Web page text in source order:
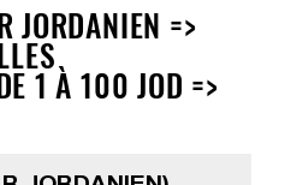
JORDANIEN =>
1 À 100 JOD =>